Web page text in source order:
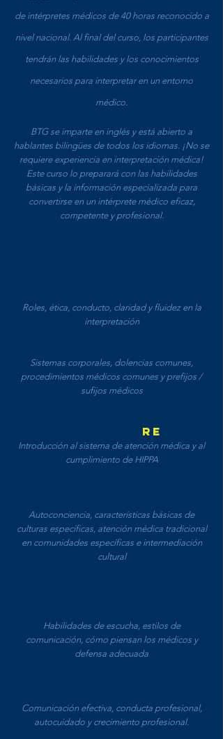
de intérpretes médicos de 40 horas reconocido a
nivel nacional. Al final del curso, los participantes
tendrán las habilidades y los conocimientos
necesarios para interpretar en un entorno
médico.
BTG se imparte en inglés y está abierto a
hablantes bilingües de todos los idiomas. ¡No se
requiere experiencia en interpretación médica!
Este curso lo preparará con las habilidades
básicas y la información especializada para
convertirse en un intérprete médico eficaz,
competente y profesional.
Roles, ética, conducto, claridad y fluidez en la
interpretación
Sistemas corporales, dolencias comunes,
procedimientos médicos comunes y prefijos /
sufijos médicos
RE
Introducción al sistema de atención médica y al
cumplimiento de HIPPA
Autoconciencia, características básicas de
culturas específicas, atención médica tradicional
en comunidades específicas e intermediación
cultural
Habilidades de escucha, estilos de
comunicación, cómo piensan los médicos y
defensa adecuada
Comunicación efectiva, conducta profesional,
autocuidado y crecimiento profesional.